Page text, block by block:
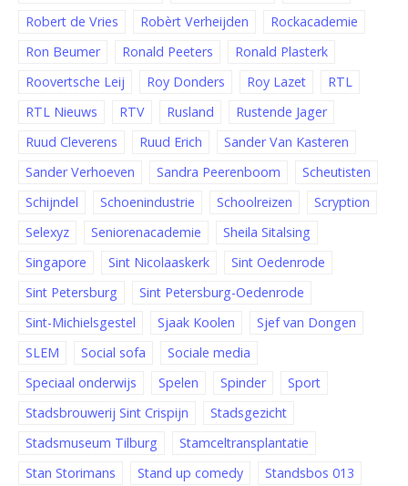
Robert de Vries
Robèrt Verheijden
Rockacademie
Ron Beumer
Ronald Peeters
Ronald Plasterk
Roovertsche Leij
Roy Donders Roy Lazet
RTL
RTL Nieuws
RTV Rusland
Rustende Jager
Ruud Cleverens
Ruud Erich
Sander Van Kasteren
Sander Verhoeven
Sandra Peerenboom
Scheutisten
Schijndel
Schoenindustrie Schoolreizen
Scryption
Selexyz
Seniorenacademie
Sheila Sitalsing
Singapore
Sint Nicolaaskerk
Sint Oedenrode
Sint Petersburg
Sint Petersburg-Oedenrode
Sint-Michielsgestel
Sjaak Koolen
Sjef van Dongen
SLEM
Social sofa
Sociale media
Speciaal onderwijs
Spelen Spinder
Sport
Stadsbrouwerij Sint Crispijn
Stadsgezicht
Stadsmuseum Tilburg
Stamceltransplantatie
Stan Storimans
Stand up comedy
Standsbos 013